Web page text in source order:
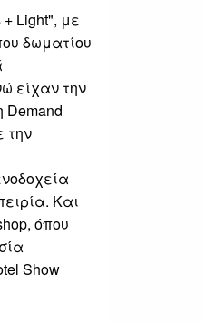
Light", με
δωματίου
είχαν την
την
Και
όπου
Show